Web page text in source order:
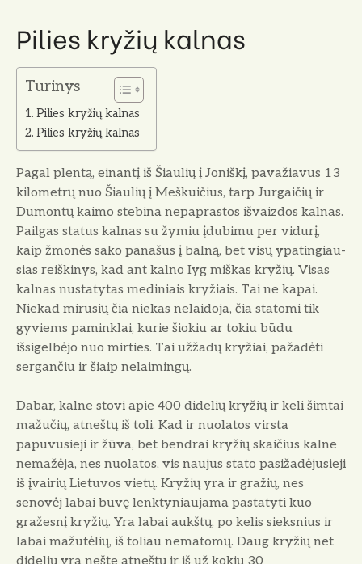
Pilies kryžių kalnas
Turinys
Pilies kryžių kalnas
Pilies kryžių kalnas
Pagal plentą, einantį iš Šiaulių į Jo­niškį, pavažiavus 13
kilometrų nuo Šiau­lių į Meškuičius, tarp Jurgaičių ir
Dumontų kaimo stebina nepaprastos išvaiz­dos kalnas.
Pailgas status kalnas su žy­miu įdubimu per vidurį,
kaip žmonės sa­ko panašus į balną, bet visų ypatingiau­
sias reiškinys, kad ant kalno Iyg miškas kryžių. Visas
kalnas nustatytas medi­niais kryžiais. Tai ne kapai.
Niekad mirusių čia niekas nelaidoja, čia statomi tik
gyviems paminklai, kurie šiokiu ar tokiu būdu
išsigelbėjo nuo mirties. Tai užžadų kryžiai, pažadėti
sergančiu ir šiaip nelaimingų.
Dabar, kalne stovi apie 400 didelių kryžių ir keli šimtai
mažučių, atneštų iš toli. Kad ir nuolatos virsta
papuvusieji ir žūva, bet bendrai kryžių skaičius kalne
nemažėja, nes nuolatos, vis naujus stato pasižadėjusieji
iš įvairių Lietuvos vietų. Kryžių yra ir gražių, nes
senovėj labai buvę lenktyniaujama pastatyti kuo
gražesnį kryžių. Yra labai aukštų, po kelis sieksnius ir
labai mažutėlių, iš to­liau nematomų. Daug kryžių net
didelių yra nešte atneštų ir iš už kokių 30